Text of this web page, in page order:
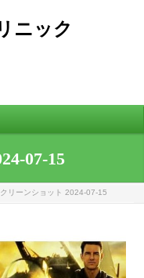
ニック
07-15
クリーンショット 2024-07-15